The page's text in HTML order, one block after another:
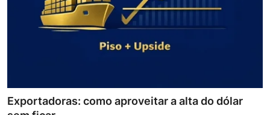
Simuladores
Contato
Exportadoras: como aproveitar a alta do dólar